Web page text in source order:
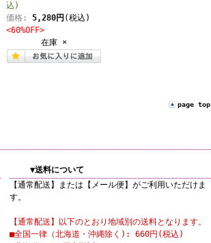
込)
価格: 5,280円 (税込)
<60%OFF>
在庫 ×
page top
▼送料について
【通常配送】または【メール便】がご利用いただけま
す。
【通常配送】以下のとおり地域別の送料となります。
■全国一律（北海道・沖縄除く): 660円(税込)